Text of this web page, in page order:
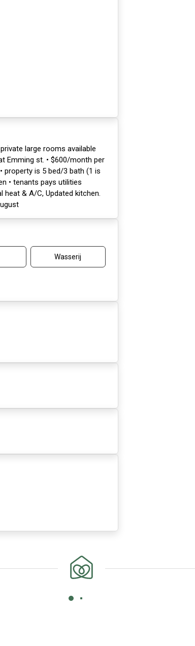
large rooms available
Emming st. • $600/month per
is 5 bed/3 bath (1 is
• tenants pays utilities
heat & A/C, Updated kitchen.
Wasserij